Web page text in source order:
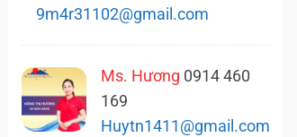
9m4r31102@gmail.com
Ms. Hương 0914 460
169
Huytn1411@gmail.com